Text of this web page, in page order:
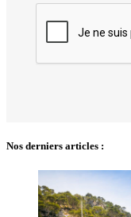
Nos derniers articles :